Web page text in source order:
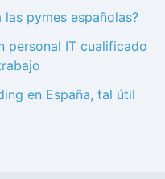
pymes españolas?
personal IT cualificado
en España, tal útil